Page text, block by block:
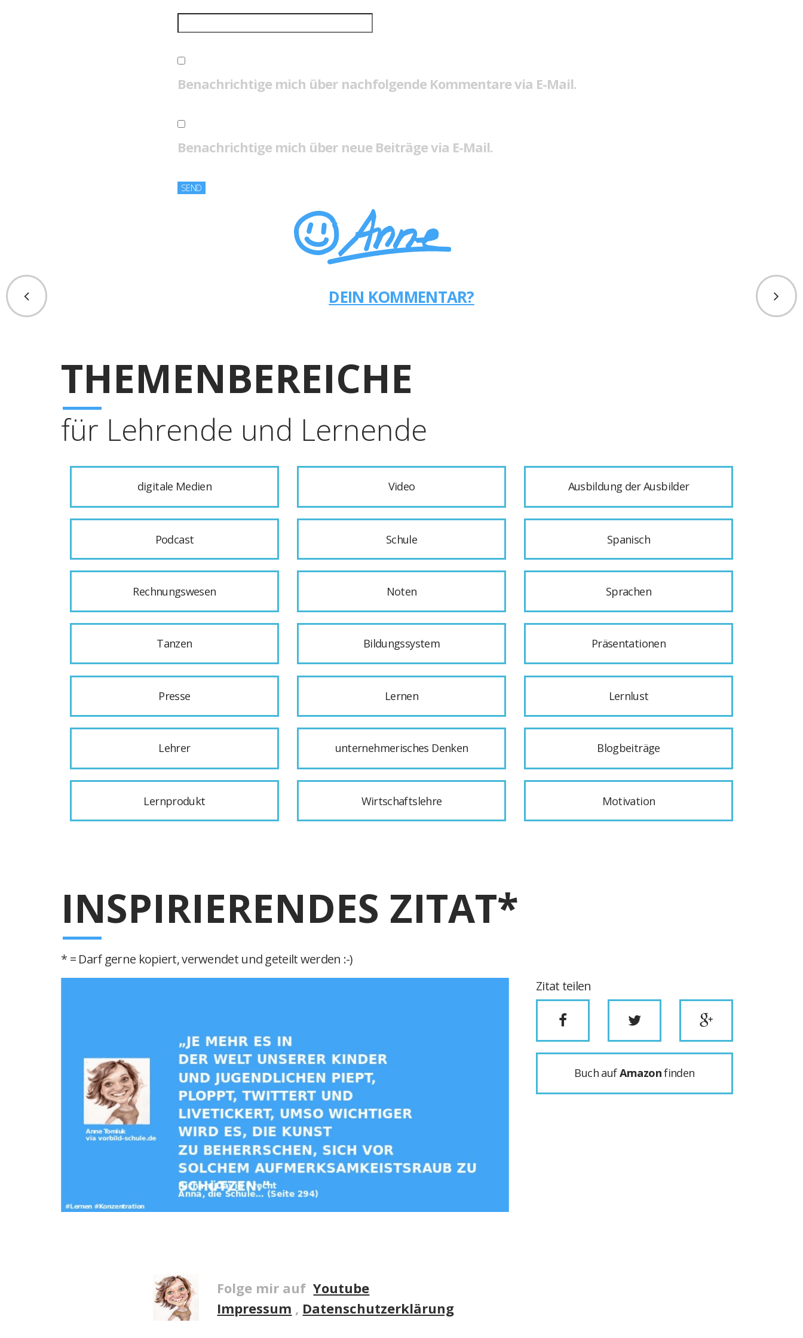
Benachrichtige mich über nachfolgende Kommentare via E-Mail.
Benachrichtige mich über neue Beiträge via E-Mail.
DEIN KOMMENTAR?
THEMENBEREICHE
für Lehrende und Lernende
digitale Medien Video Ausbildung der Ausbilder
Podcast Schule Spanisch
Rechnungswesen Noten Sprachen
Tanzen Bildungssystem Präsentationen
Presse Lernen Lernlust
Lehrer unternehmerisches Denken Blogbeiträge
Lernprodukt Wirtschaftslehre Motivation
INSPIRIERENDES ZITAT*
* = Darf gerne kopiert, verwendet und geteilt werden :-)
Zitat teilen
Buch aufAmazonfinden
Folge mir auf Youtube
Impressum , Datenschutzerklärung